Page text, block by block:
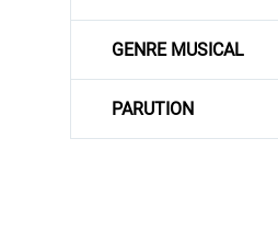
GENRE MUSICAL
PARUTION